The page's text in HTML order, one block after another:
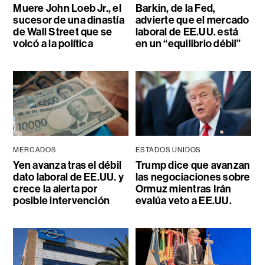
Muere John Loeb Jr., el
sucesor de una dinastía
de Wall Street que se
volcó a la política
Barkin, de la Fed,
advierte que el mercado
laboral de EE.UU. está
en un “equilibrio débil”
MERCADOS
Yen avanza tras el débil
dato laboral de EE.UU. y
crece la alerta por
posible intervención
ESTADOS UNIDOS
Trump dice que avanzan
las negociaciones sobre
Ormuz mientras Irán
evalúa veto a EE.UU.